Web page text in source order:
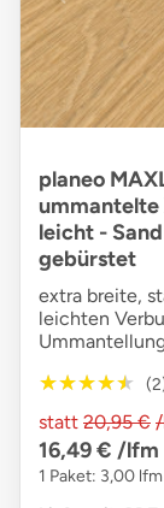
planeo
ummantelte
leicht -
gebürstet
extra breite,
leichten
★★★★★
★★★★★
statt 20,95 €
16,49 € /lfm
1 Paket: 3,00